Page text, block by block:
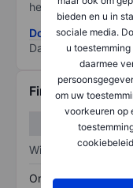
bieden en u in
sociale media.
u
daarmee
om uw
voorkeuren op
het grootste risico).
Download de
Data provided by
Financiële
Winst/verlies
Omzet